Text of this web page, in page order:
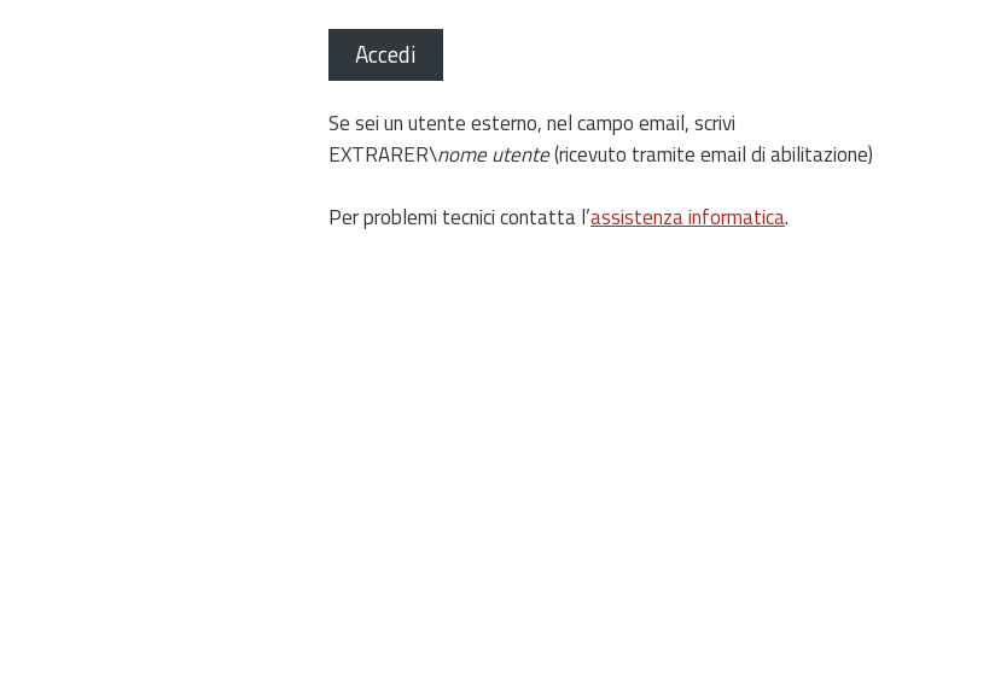
Accedi
Se sei un utente esterno, nel campo email, scrivi
EXTRARER\nome utente(ricevuto tramite email di abilitazione)
Per problemi tecnici contatta l’assistenza informatica.